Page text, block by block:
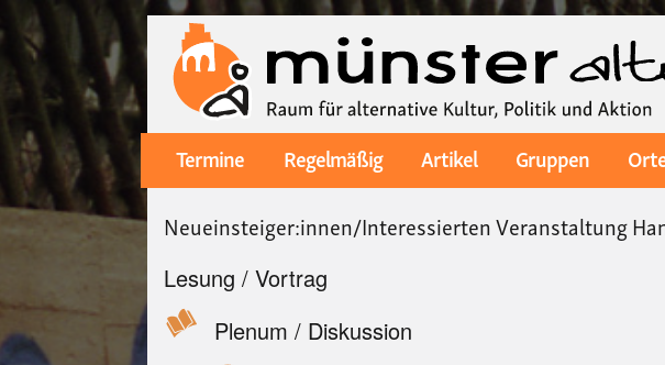
Main
navigation
Termine Regelmäßig Artikel Gruppen
Neueinsteiger:innen/Interessierten Veranstaltung
Lesung / Vortrag
Plenum / Diskussion